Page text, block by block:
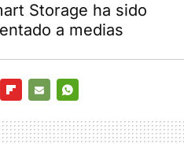
Storage ha sido
a medias
MAIL